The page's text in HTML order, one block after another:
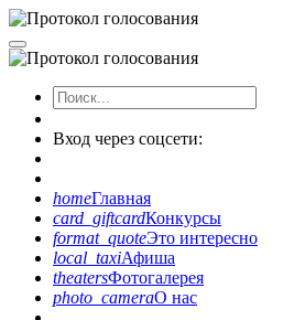
Вход через соцсети:
homeГлавная
card_giftcardКонкурсы
format_quoteЭто интересно
local_taxiАфиша
theatersФотогалерея
photo_cameraО нас